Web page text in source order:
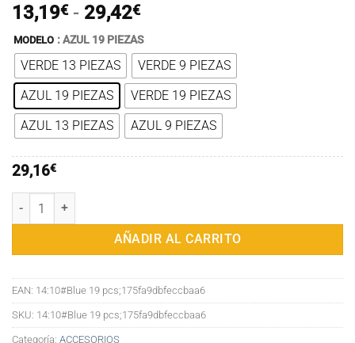
13,19€ - 29,42€Rango
de
precios:
desde
13,19€
hasta
29,42€
MODELO : AZUL 19 PIEZAS
VERDE 13 PIEZAS
VERDE 9 PIEZAS
AZUL 19 PIEZAS
VERDE 19 PIEZAS
AZUL 13 PIEZAS
AZUL 9 PIEZAS
29,16€
Juego de cortaúñas de acero inoxidable con bolsa plegable, kit
AÑADIR AL CARRITO
EAN: 14:10#Blue 19 pcs;175fa9dbfeccbaa6
SKU: 14:10#Blue 19 pcs;175fa9dbfeccbaa6
Categoría: ACCESORIOS